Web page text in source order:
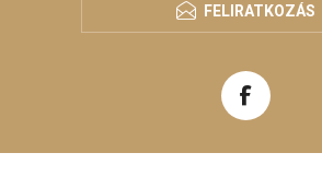
FELIRATKOZÁS